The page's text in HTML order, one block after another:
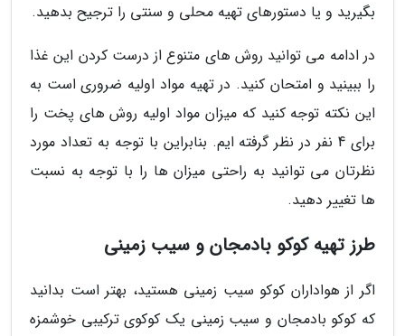
بگیرید و یا دستورهای تهیه محلی و سنتی را ترجیح بدهید.
در ادامه می توانید روش های متنوع از درست کردن این غذا
را ببینید و امتحان کنید. در تهیه مواد اولیه ضروری است به
این نکته توجه کنید که میزان مواد اولیه روش های پخت را
برای 4 نفر در نظر گرفته ایم. بنابراین با توجه به تعداد مورد
نظرتان می توانید به راحتی میزان ها را با توجه به نسبت
ها تغییر دهید.
طرز تهیه کوکو بادمجان و سیب زمینی
اگر از هواداران کوکو سیب زمینی هستید، بهتر است بدانید
که کوکو بادمجان و سیب زمینی یک کوکوی ترکیبی خوشمزه